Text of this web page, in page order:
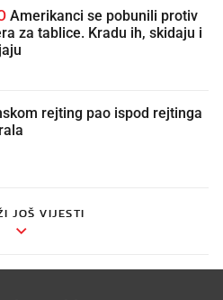
za tablice. Kradu ih, skidaju i
rejting pao ispod rejtinga
JOŠ VIJESTI